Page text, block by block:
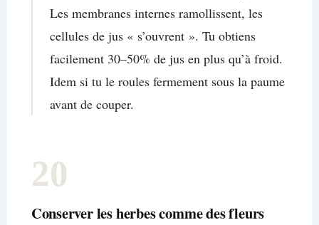
Les membranes internes ramollissent, les
cellules de jus « s’ouvrent ». Tu obtiens
facilement 30–50% de jus en plus qu’à froid.
Idem si tu le roules fermement sous la paume
avant de couper.
20
Conserver les herbes comme des fleurs